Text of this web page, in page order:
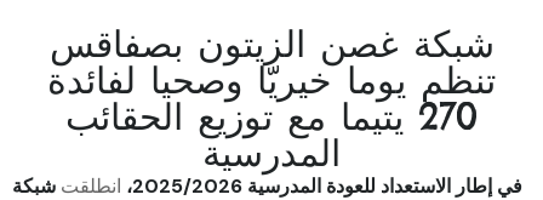
شبكة غصن الزيتون بصفاقس
تنظم يوما خيريّا وصحيا لفائدة
270 يتيما مع توزيع الحقائب
المدرسية
في إطار الاستعداد للعودة المدرسية 2025/2026، انطلقت شبكة